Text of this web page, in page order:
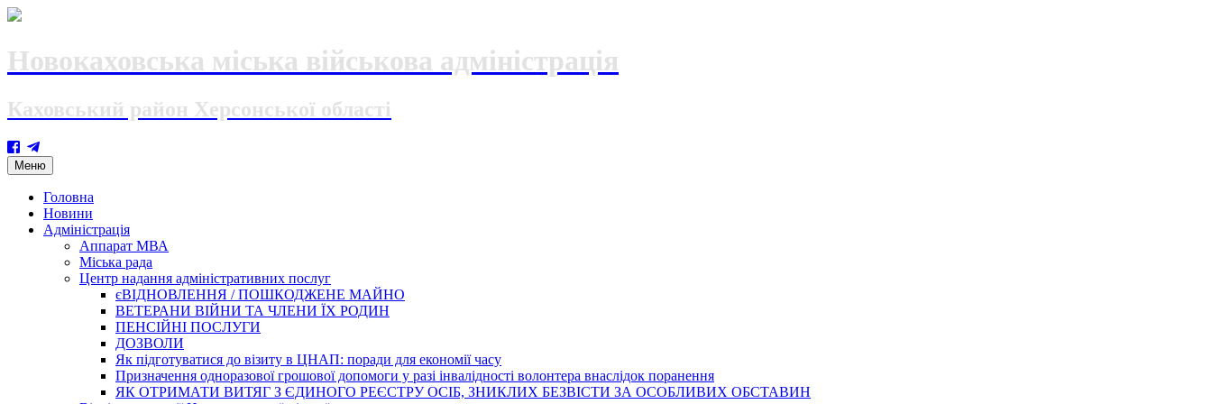
Новокаховська міська військова адміністрація
Каховський район Херсонської області
Меню Skip
to
content
Головна
Новини
Адміністрація
Аппарат МВА
Міська рада
Центр надання адміністративних послуг
єВІДНОВЛЕННЯ / ПОШКОДЖЕНЕ МАЙНО
ВЕТЕРАНИ ВІЙНИ ТА ЧЛЕНИ ЇХ РОДИН
ПЕНСІЙНІ ПОСЛУГИ
ДОЗВОЛИ
Як підготуватися до візиту в ЦНАП: поради для економії часу
Призначення одноразової грошової допомоги у разі інвалідності волонтера внаслідок поранення
ЯК ОТРИМАТИ ВИТЯГ З ЄДИНОГО РЕЄСТРУ ОСІБ, ЗНИКЛИХ БЕЗВІСТИ ЗА ОСОБЛИВИХ ОБСТАВИН